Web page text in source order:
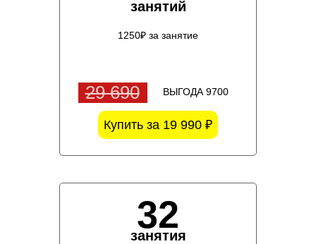
занятий
1250₽ за занятие
Купить за 19 990 ₽
занятия
32
29 690 ВЫГОДА 9700